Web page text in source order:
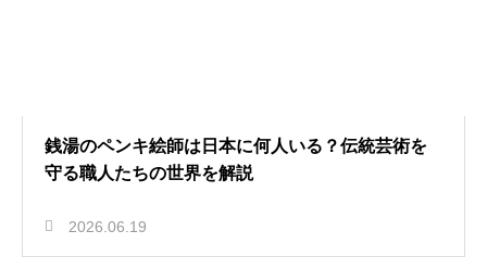
銭湯のペンキ絵師は日本に何人いる？伝統芸術を
守る職人たちの世界を解説
2026.06.19